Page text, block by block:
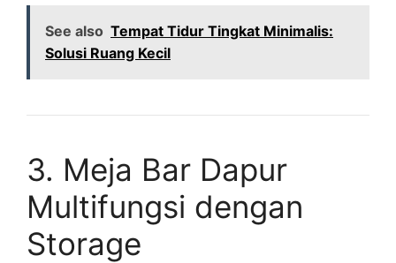
See also Tempat Tidur Tingkat Minimalis:
Solusi Ruang Kecil
3. Meja Bar Dapur
Multifungsi dengan
Storage